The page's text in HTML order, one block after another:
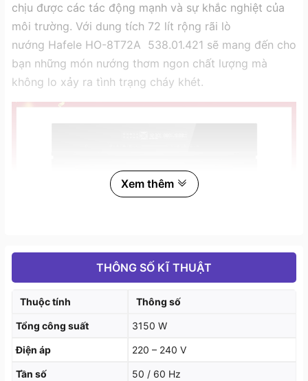
chịu được các tác động mạnh và sự khắc nghiệt của
môi trường. Với dung tích 72 lít rộng rãi lò
nướng Hafele HO-8T72A 538.01.421 sẽ mang đến cho
bạn những món nướng thơm ngon chất lượng mà
không lo xảy ra tình trạng cháy khét.
Xem thêm
THÔNG SỐ KĨ THUẬT
Thuộc tính Thông số
Tổng công suất 3150 W
Điện áp 220 – 240 V
Tần số 50 / 60 Hz